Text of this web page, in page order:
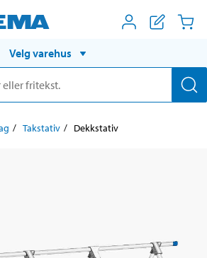
Velg varehus
Takstativ Dekkstativ